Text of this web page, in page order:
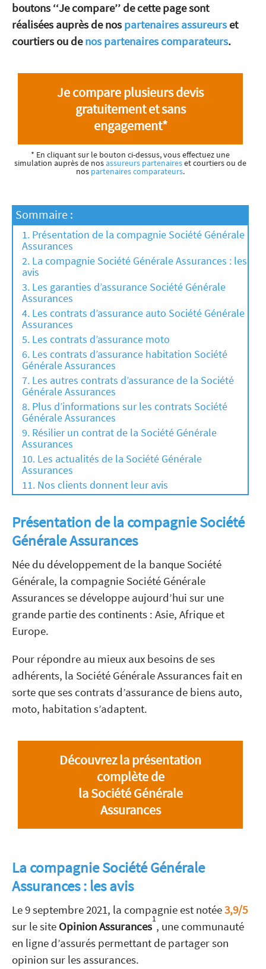
boutons ‘‘Je compare’’ de cette page sont
réalisées auprès de nos partenaires assureurs et
courtiers ou denos partenaires comparateurs.
Je compare plusieurs devis
gratuitement et sans
engagement*
* En cliquant sur le bouton ci-dessus, vous effectuez une
simulation auprès de nosassureurs partenaireset courtiers ou de
nos partenaires comparateurs.
Sommaire :
Présentation de la compagnie Société Générale
Assurances
La compagnie Société Générale Assurances : les
avis
Les garanties d’assurance Société Générale
Assurances
Les contrats d’assurance auto Société Générale
Assurances
Les contrats d’assurance moto
Les contrats d’assurance habitation Société
Générale Assurances
Les autres contrats d’assurance de la Société
Générale Assurances
Plus d’informations sur les contrats Société
Générale Assurances
Résilier un contrat de la Société Générale
Assurances
Les actualités de la Société Générale
Assurances
Nos clients donnent leur avis
Présentation de la compagnie Société
Générale Assurances
Née du développement de la banque Société
Générale, la compagnie Société Générale
Assurances se développe aujourd’hui sur une
grande partie des continents : Asie, Afrique et
Europe.
Pour répondre au mieux aux besoins de ses
adhérents, la Société Générale Assurances fait en
sorte que ses contrats d’assurance de biens auto,
moto, habitation s’adaptent.
Découvrez la présentation
complète de
la Société Générale
Assurances
La compagnie Société Générale
Assurances : les avis
Le 9 septembre 2021, la compagnie est notée3,9/5
sur le site Opinion Assurances
1
, une communauté
en ligne d’assurés permettant de partager son
opinion sur les assurances.